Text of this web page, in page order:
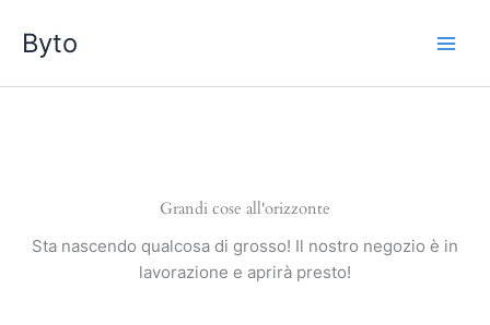
contenuto
Byto
Grandi cose all'orizzonte
Sta nascendo qualcosa di grosso! Il nostro negozio è in
lavorazione e aprirà presto!